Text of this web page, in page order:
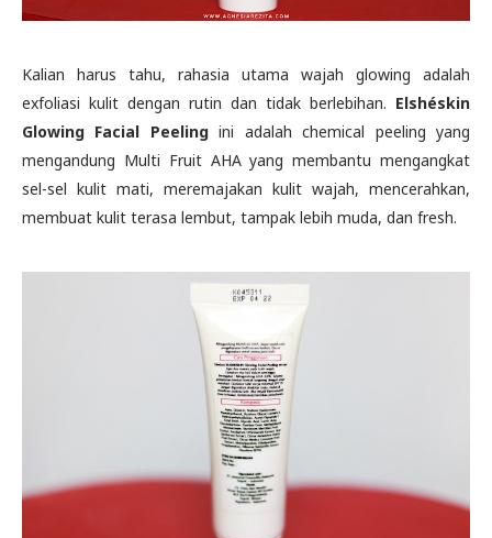
Kalian harus tahu, rahasia utama wajah glowing adalah
exfoliasi kulit dengan rutin dan tidak berlebihan. Elshéskin
Glowing Facial Peelingini adalah chemical peeling yang
mengandung Multi Fruit AHA yang membantu mengangkat
sel-sel kulit mati, meremajakan kulit wajah, mencerahkan,
membuat kulit terasa lembut, tampak lebih muda, dan fresh.